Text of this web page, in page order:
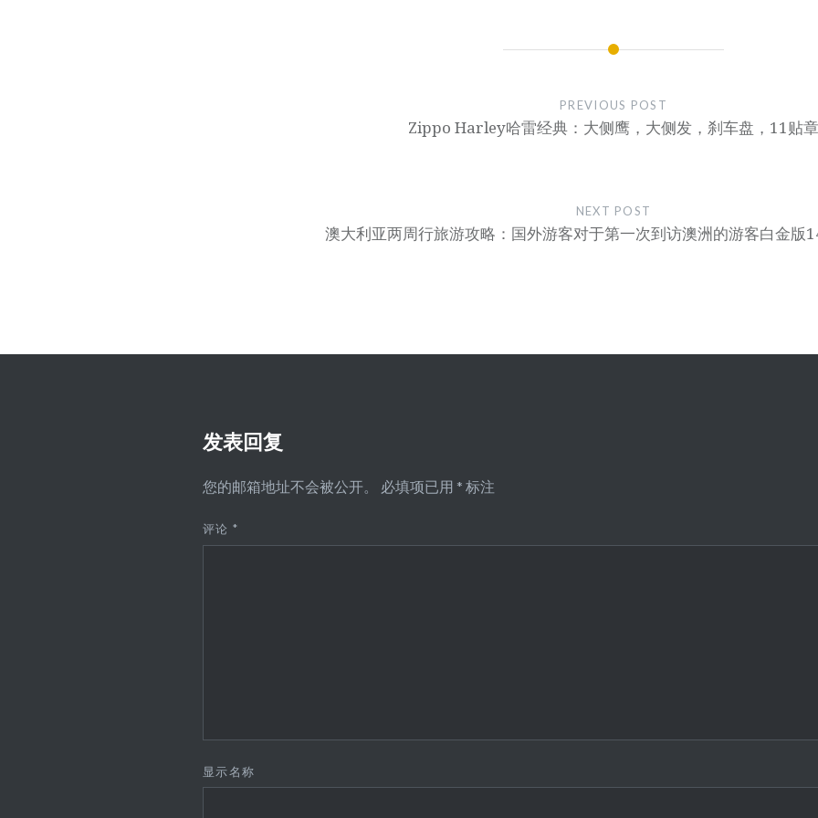
PREVIOUS POST
Zippo Harley哈雷经典：大侧鹰，大侧发，刹车盘，11贴章
NEXT POST
澳大利亚两周行旅游攻略：国外游客对于第一次到访澳洲的游客白金版
发表回复
您的邮箱地址不会被公开。 必填项已用 * 标注
评论 *
显示名称